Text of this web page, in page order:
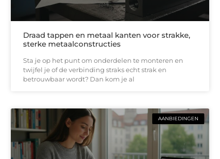
Draad tappen en metaal kanten voor strakke,
sterke metaalconstructies
Sta je op het punt om onderdelen te monteren en
twijfel je of de verbinding straks echt strak en
betrouwbaar wordt? Dan kom je al
AANBIEDINGEN